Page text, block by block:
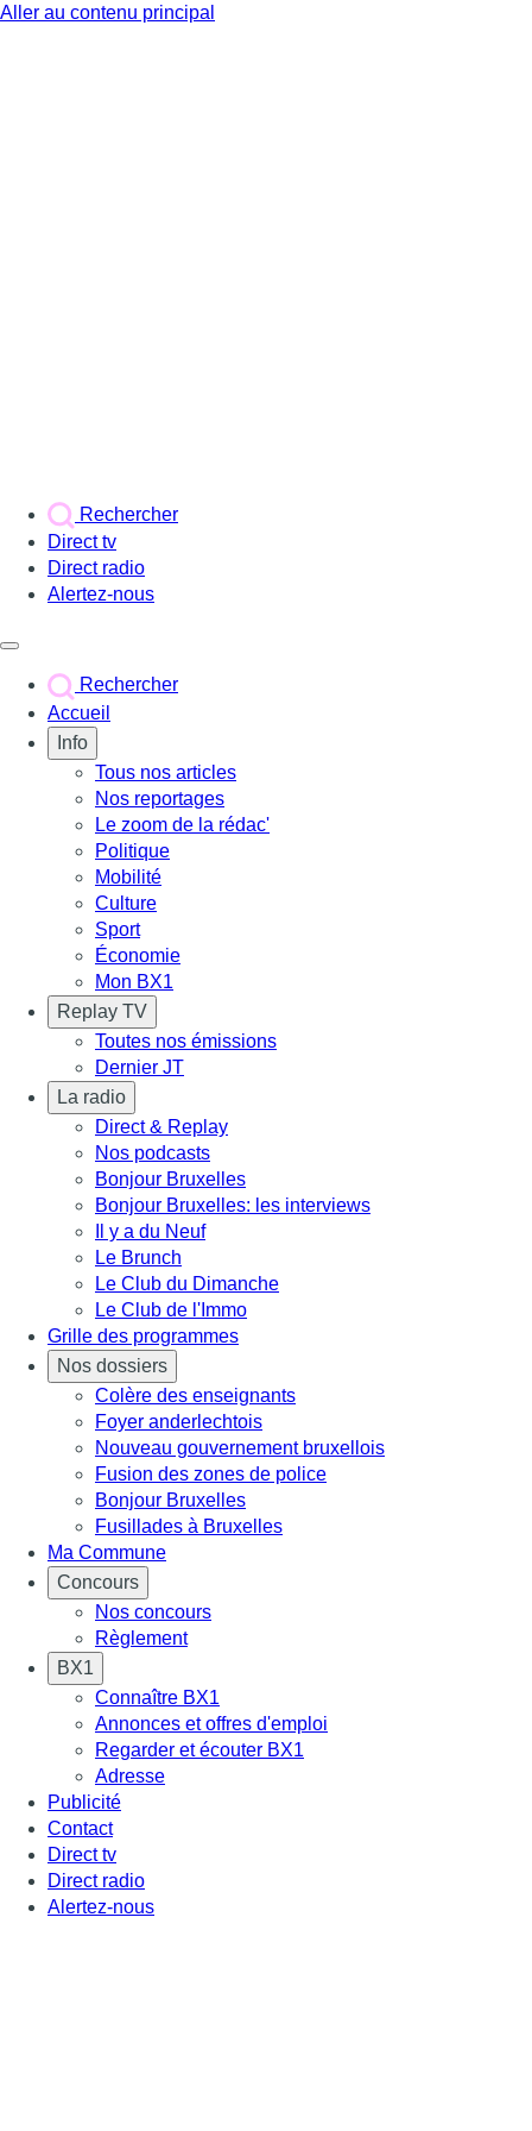
Aller au contenu principal
Rechercher
Direct tv
Direct radio
Alertez-nous
Rechercher
Accueil
Info
Tous nos articles
Nos reportages
Le zoom de la rédac'
Politique
Mobilité
Culture
Sport
Économie
Mon BX1
Replay TV
Toutes nos émissions
Dernier JT
La radio
Direct & Replay
Nos podcasts
Bonjour Bruxelles
Bonjour Bruxelles: les interviews
Il y a du Neuf
Le Brunch
Le Club du Dimanche
Le Club de l'Immo
Grille des programmes
Nos dossiers
Colère des enseignants
Foyer anderlechtois
Nouveau gouvernement bruxellois
Fusion des zones de police
Bonjour Bruxelles
Fusillades à Bruxelles
Ma Commune
Concours
Nos concours
Règlement
BX1
Connaître BX1
Annonces et offres d'emploi
Regarder et écouter BX1
Adresse
Publicité
Contact
Direct tv
Direct radio
Alertez-nous